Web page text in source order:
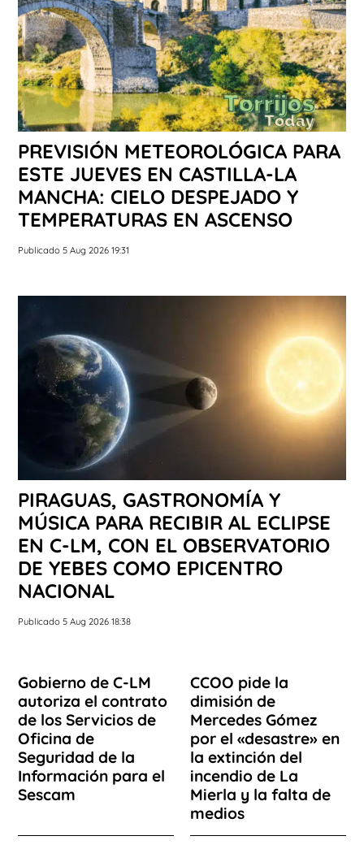
PREVISIÓN METEOROLÓGICA PARA
ESTE JUEVES EN CASTILLA-LA
MANCHA: CIELO DESPEJADO Y
TEMPERATURAS EN ASCENSO
Publicado 5 Aug 2026 19:31
PIRAGUAS, GASTRONOMÍA Y
MÚSICA PARA RECIBIR AL ECLIPSE
EN C-LM, CON EL OBSERVATORIO
DE YEBES COMO EPICENTRO
NACIONAL
Publicado 5 Aug 2026 18:38
Gobierno de C-LM
autoriza el contrato
de los Servicios de
Oficina de
Seguridad de la
Información para el
Sescam
CCOO pide la
dimisión de
Mercedes Gómez
por el «desastre» en
la extinción del
incendio de La
Mierla y la falta de
medios